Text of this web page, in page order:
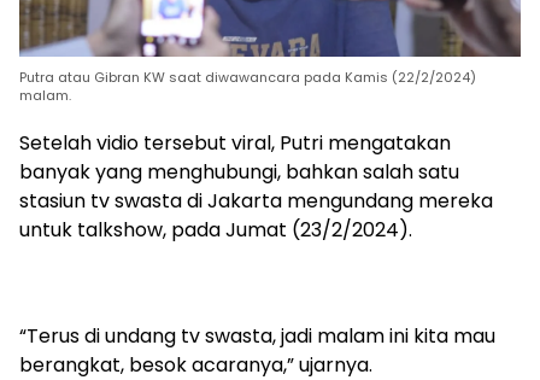
Putra atau Gibran KW saat diwawancara pada Kamis (22/2/2024)
malam.
Setelah vidio tersebut viral, Putri mengatakan
banyak yang menghubungi, bahkan salah satu
stasiun tv swasta di Jakarta mengundang mereka
untuk talkshow, pada Jumat (23/2/2024).
“Terus di undang tv swasta, jadi malam ini kita mau
berangkat, besok acaranya,” ujarnya.